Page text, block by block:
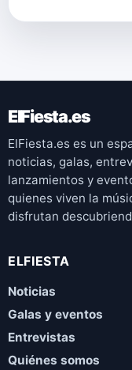
ElFiesta.es
ElFiesta.es es un
noticias, galas,
lanzamientos y
quienes viven la
disfrutan
ELFIESTA
Noticias
Galas y eventos
Entrevistas
Quiénes somos